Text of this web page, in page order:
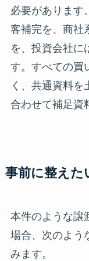
必要があります
客補完を、商社
を、投資会社に
す。すべての買
く、共通資料を
合わせて補足資
事前に整えた
本件のような譲
場合、次のよう
みます。